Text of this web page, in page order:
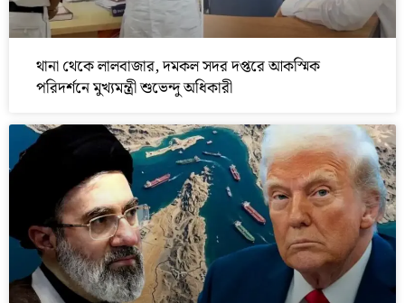
থানা থেকে লালবাজার, দমকল সদর দপ্তরে আকস্মিক
পরিদর্শনে মুখ্যমন্ত্রী শুভেন্দু অধিকারী